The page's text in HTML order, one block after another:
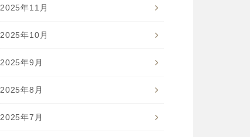
2025年11月
2025年10月
2025年9月
2025年8月
2025年7月